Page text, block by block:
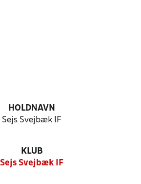
HOLDNAVN
Sejs Svejbæk IF
KLUB
Sejs Svejbæk IF